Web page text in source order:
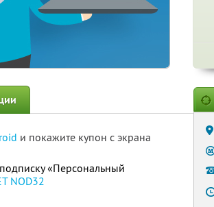
и покажите купон с экрана
«Персональный
NOD32